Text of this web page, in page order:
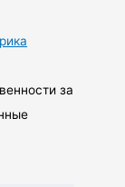
за